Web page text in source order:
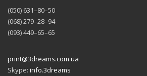
(050) 631–80–50
(068) 279–28–94
(093) 449–65–65
print@3dreams.com.ua
Skype: info.3dreams